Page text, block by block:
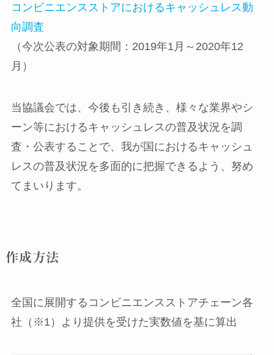
コンビニエンスストアにおけるキャッシュレス動
向調査
（今次公表の対象期間：2019年1月～2020年12
月）
当協議会では、今後も引き続き、様々な業界やシ
ーン等におけるキャッシュレスの普及状況を調
査・公表することで、我が国におけるキャッシュ
レスの普及状況を多面的に把握できるよう、努め
てまいります。
作成方法
全国に展開するコンビニエンスストアチェーン各
社（※1）より提供を受けた実数値を基に算出